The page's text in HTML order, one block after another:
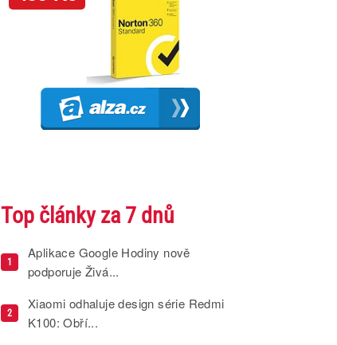
Top články za 7 dnů
1
Aplikace Google Hodiny nově
podporuje Živá...
2
Xiaomi odhaluje design série Redmi
K100: Obří...